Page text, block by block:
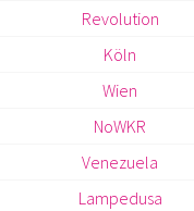
Revolution
Köln
Wien
NoWKR
Venezuela
Lampedusa